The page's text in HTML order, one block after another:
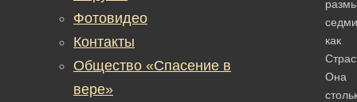
как
Она
Фотовидео
Контакты
Общество «Спасение в
вере»